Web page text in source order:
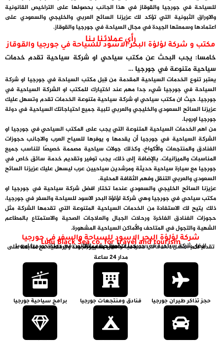
للسياحة في جورجيا والقوقاز في هذا الجانب بحصولها على التراخيص القانونية
والاوراق الثبونية التي تؤكد لك عزيزنا السائح العربي والخليجي والسعودي على
اعتمادها وسمعتها الجيدة في مجال السياحة في جورجيا والقوقاز.
رأي عملائنا بنا
مكتب و شركة لؤلؤة البحر الاسود للسياحة في جورجيا والقوقاز
خامسا: يجب البحث عن مكتب سياحي او شركة سياحية تقدم خدمات
سياحية متنوعة في جورجيا …
يعتبر تنوع الخدمات السياحية المقدمة من قِبل مكتب السياحة في جورجيا او شركة
السياحة في جورجيا شيء جدا مهم عند اختيارك للمكتب او الشركة السياحية في
جورجيا. حيث ان مكتب سياحي او شركة سياحية متنوعة الخدمات تقدم وتسهل عليك
عزيزنا السائح السعودي والخليجي والعربي تلبية جميع احتياجاتك السياحية في دولة
جورجيا اوروبا.
من اهم الخدمات السياحية المتنوعة التي يجب على المكتب السياحي في جورجيا او
الشركة السياحية في جورجيا أن يقدمها و يوفرها للسياح العرب والاجانب حجوزات
الفنادق والمنتجعات والأكواخ، وكذلك جولات سياحية مصممة خصيصًا لتناسب جميع
المناسبات والميزانيات. بالإضافة إلى ذلك، يجب توفير وتقديم خدمة سائق خاص في
جورجيا مع سيارة سياحية حديثة ومرشدين سياحيين عرب ليسهل عليك عزيزنا السائح
السعودي والعربي التنقل وفهم الثقافة المحلية.
عزيزنا السائح الخليجي والسعودي عندما تختار افضل شركة سياحية في جورجيا او
مكتب سياحي في جورجيا وهي شركة لؤلؤة البحر الاسود للسياحة والسفر في جورجيا،
ذلك يتيح لك الاستفادة من الخدمات السياحية المتنوعة التي تقدمها الشركة مثل
حجوزات الفنادق الفاخرة ورحلات الجبال والعلاجات الصحية والاستمتاع بالمطاعم
الشهية والتجول في المتاحف والأماكن السياحية المشهورة.
شركة لؤلؤة البحر الاسود للسياحة والسفر في جورجيا
Lulu Black Sea co. for travel and tourism
افضل شركة سياحية في جورجيا مرخّصة حسب القانون في دولة جورجيا اوروبا
خدمات سياحية مميزة تقدم لكمأفضل الخدمات السياحيةبأعلى معايير الجودة والرفاهية مع متابعة على
مدار 24 ساعة
حجز تذاكر طيران جورجيا فنادق ومنتجعات جورجيا برامج سياحية جورجيا